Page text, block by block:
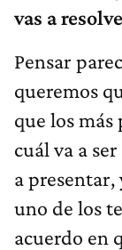
vas a
Pensar
queremos
que los
cuál va a
a presentar,
uno de los
acuerdo en